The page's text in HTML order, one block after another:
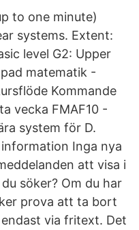
to one minute)
systems. Extent:
level G2: Upper
matematik -
Kommande
vecka FMAF10 -
system för D.
Inga nya
att visa i
söker? Om du har
prova att ta bort
via fritext. Det